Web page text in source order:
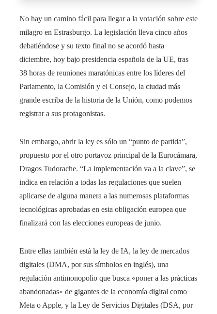
No hay un camino fácil para llegar a la votación sobre este
milagro en Estrasburgo. La legislación lleva cinco años
debatiéndose y su texto final no se acordó hasta
diciembre, hoy bajo presidencia española de la UE, tras
38 horas de reuniones maratónicas entre los líderes del
Parlamento, la Comisión y el Consejo, la ciudad más
grande escriba de la historia de la Unión, como podemos
registrar a sus protagonistas.
Sin embargo, abrir la ley es sólo un “punto de partida”,
propuesto por el otro portavoz principal de la Eurocámara,
Dragos Tudorache. “La implementación va a la clave”, se
indica en relación a todas las regulaciones que suelen
aplicarse de alguna manera a las numerosas plataformas
tecnológicas aprobadas en esta obligación europea que
finalizará con las elecciones europeas de junio.
Entre ellas también está la ley de IA, la ley de mercados
digitales (DMA, por sus símbolos en inglés), una
regulación antimonopolio que busca «poner a las prácticas
abandonadas» de gigantes de la economía digital como
Meta o Apple, y la Ley de Servicios Digitales (DSA, por